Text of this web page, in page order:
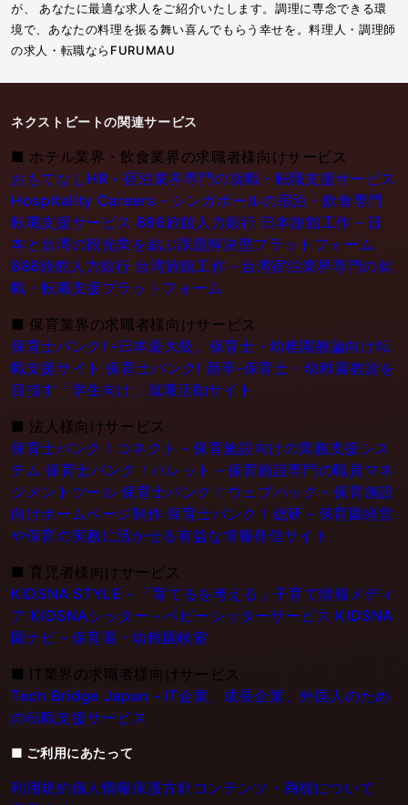
が、 あなたに最適な求人をご紹介いたします。調理に専念できる環
境で、あなたの料理を振る舞い喜んでもらう幸せを。料理人・調理師
の求人・転職ならFURUMAU
ネクストビートの関連サービス
■ ホテル業界・飲食業界の求職者様向けサービス
おもてなしHR - 宿泊業界専門の就職・転職支援サービス
Hospitality Careers - シンガポールの宿泊・飲食専門
転職支援サービス 886旅館人力銀行 日本旅館工作 - 日
本と台湾の観光業を結ぶ課題解決型プラットフォーム
886旅館人力銀行 台湾旅館工作 - 台湾宿泊業界専門の就
職・転職支援プラットフォーム
■ 保育業界の求職者様向けサービス
保育士バンク! -日本最大級。保育士・幼稚園教論向け転
職支援サイト 保育士バンク! 新卒-保育士・幼稚園教論を
目指す「学生向け」就職活動サイト
■ 法人様向けサービス
保育士バンク！コネクト - 保育施設向けの業務支援シス
テム 保育士バンク！パレット - 保育施設専門の職員マネ
ジメントツール 保育士バンク！ウェブパック - 保育施設
向けホームページ制作 保育士バンク！総研 - 保育園経営
や保育の実務に活かせる有益な情報発信サイト
■ 育児者様向けサービス
KIDSNA STYLE - 「育てるを考える」子育て情報メディ
ア KIDSNAシッター - ベビーシッターサービス KIDSNA
園ナビ - 保育園・幼稚園検索
■ IT業界の求職者様向けサービス
Tech Bridge Japan - IT企業、成長企業、外国人のため
の転職支援サービス
■ ご利用にあたって
利用規約個人情報保護方針コンテンツ・商標について